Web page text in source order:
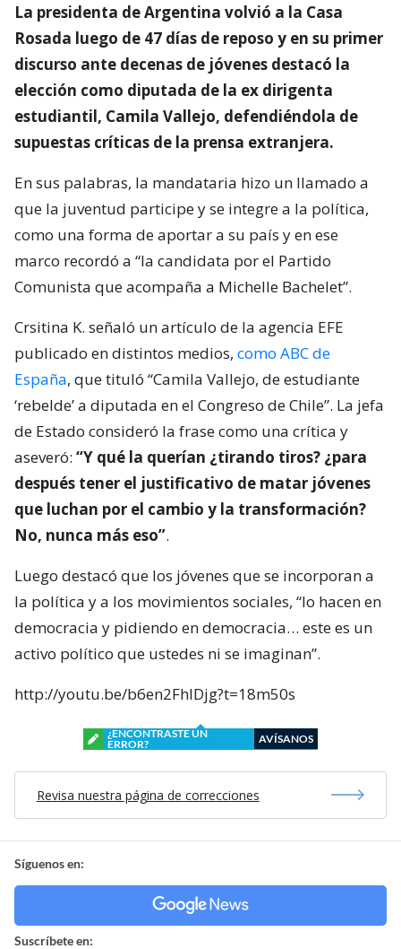
La presidenta de Argentina volvió a la Casa
Rosada luego de 47 días de reposo y en su primer
discurso ante decenas de jóvenes destacó la
elección como diputada de la ex dirigenta
estudiantil, Camila Vallejo, defendiéndola de
supuestas críticas de la prensa extranjera.
En sus palabras, la mandataria hizo un llamado a
que la juventud participe y se integre a la política,
como una forma de aportar a su país y en ese
marco recordó a “la candidata por el Partido
Comunista que acompaña a Michelle Bachelet”.
Crsitina K. señaló un artículo de la agencia EFE
publicado en distintos medios, como ABC de
España, que tituló “Camila Vallejo, de estudiante
‘rebelde’ a diputada en el Congreso de Chile”. La jefa
de Estado consideró la frase como una crítica y
aseveró: “Y qué la querían ¿tirando tiros? ¿para
después tener el justificativo de matar jóvenes
que luchan por el cambio y la transformación?
No, nunca más eso”.
Luego destacó que los jóvenes que se incorporan a
la política y a los movimientos sociales, “lo hacen en
democracia y pidiendo en democracia… este es un
activo político que ustedes ni se imaginan”.
http://youtu.be/b6en2FhlDjg?t=18m50s
¿ENCONTRASTE UN
ERROR?
AVÍSANOS
Revisa nuestra página de correcciones
Síguenos en:
Suscríbete en: